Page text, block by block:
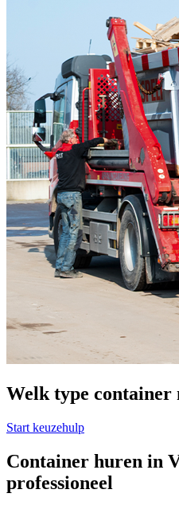
Welk type container
Start keuzehulp
Container huren in
professioneel